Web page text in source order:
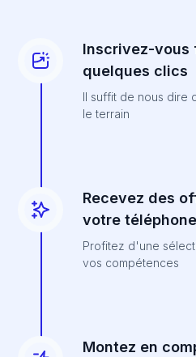
Inscrivez-vous
quelques clics
Il suffit de nous dire
le terrain
Recevez des
votre téléphone
Profitez d'une
vos compétences
Montez en